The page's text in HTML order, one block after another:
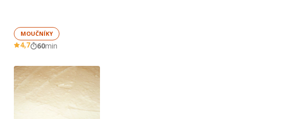
MOUČNÍKY
4,7 60min